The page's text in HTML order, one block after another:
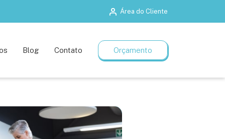
Área do Cliente
Planos flexíveis
Blog Contato Orçamento